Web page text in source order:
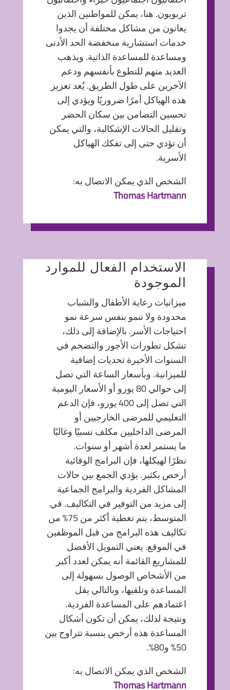
تربويون. هنا، يمكن للمواطنين الذين
يعانون من مشاكل مختلفة أن يجدوا
خدمات استشارية منخفضة الحد الأدنى
ومساعدة للمساعدة الذاتية. ويذهب
العديد منهم للتطوع بأنفسهم ودعم
الآخرين على طول الطريق. يُعد تعزيز
هذه الهياكل أمرًا ضروريًا ويؤدي إلى
تحسين التضامن بين سكان الحضر
وتقليل الحالات الإشكالية، والتي يمكن
أن تؤدي حتى إلى تفكك الهياكل
الأسرية.
الشخص الذي يمكن الاتصال به:
Thomas Hartmann
الاستخدام الفعال للموارد
الموجودة
ميزانيات رعاية الأطفال والشباب
محدودة ولا تنمو بنفس سرعة نمو
احتياجات الأسر. بالإضافة إلى ذلك،
تشكل تطورات الأجور والتضخم في
السنوات الأخيرة تحديات إضافية
للميزانية. وبأسعار الساعة التي تصل
إلى حوالي 80 يورو أو الأسعار اليومية
التي تصل إلى 400 يورو، فإن الدعم
التعليمي للمرضى الخارجيين أو
المرضى الداخليين مكلف نسبيًا وغالبًا
ما يستمر لعدة أشهر أو سنوات.
نظرًا لهيكلها، فإن البرامج الوقائية
أرخص بكثير. يؤدي الجمع بين حالات
المشاكل الفردية والبرامج الجماعية
إلى مزيد من التوفير في التكاليف. في
المتوسط، يتم تغطية أكثر من 75% من
تكاليف هذه البرامج من قبل الموظفين
في الموقع. يعني التمويل الأفضل
للمشاريع القائمة أنه يمكن لعدد أكبر
من الأشخاص الوصول بسهولة إلى
المساعدة وتلقيها، وبالتالي يقل
اعتمادهم على المساعدة الفردية.
ونتيجة لذلك، يمكن أن تكون أشكال
المساعدة هذه أرخص بنسبة تتراوح بين
50% و80%.
الشخص الذي يمكن الاتصال به:
Thomas Hartmann